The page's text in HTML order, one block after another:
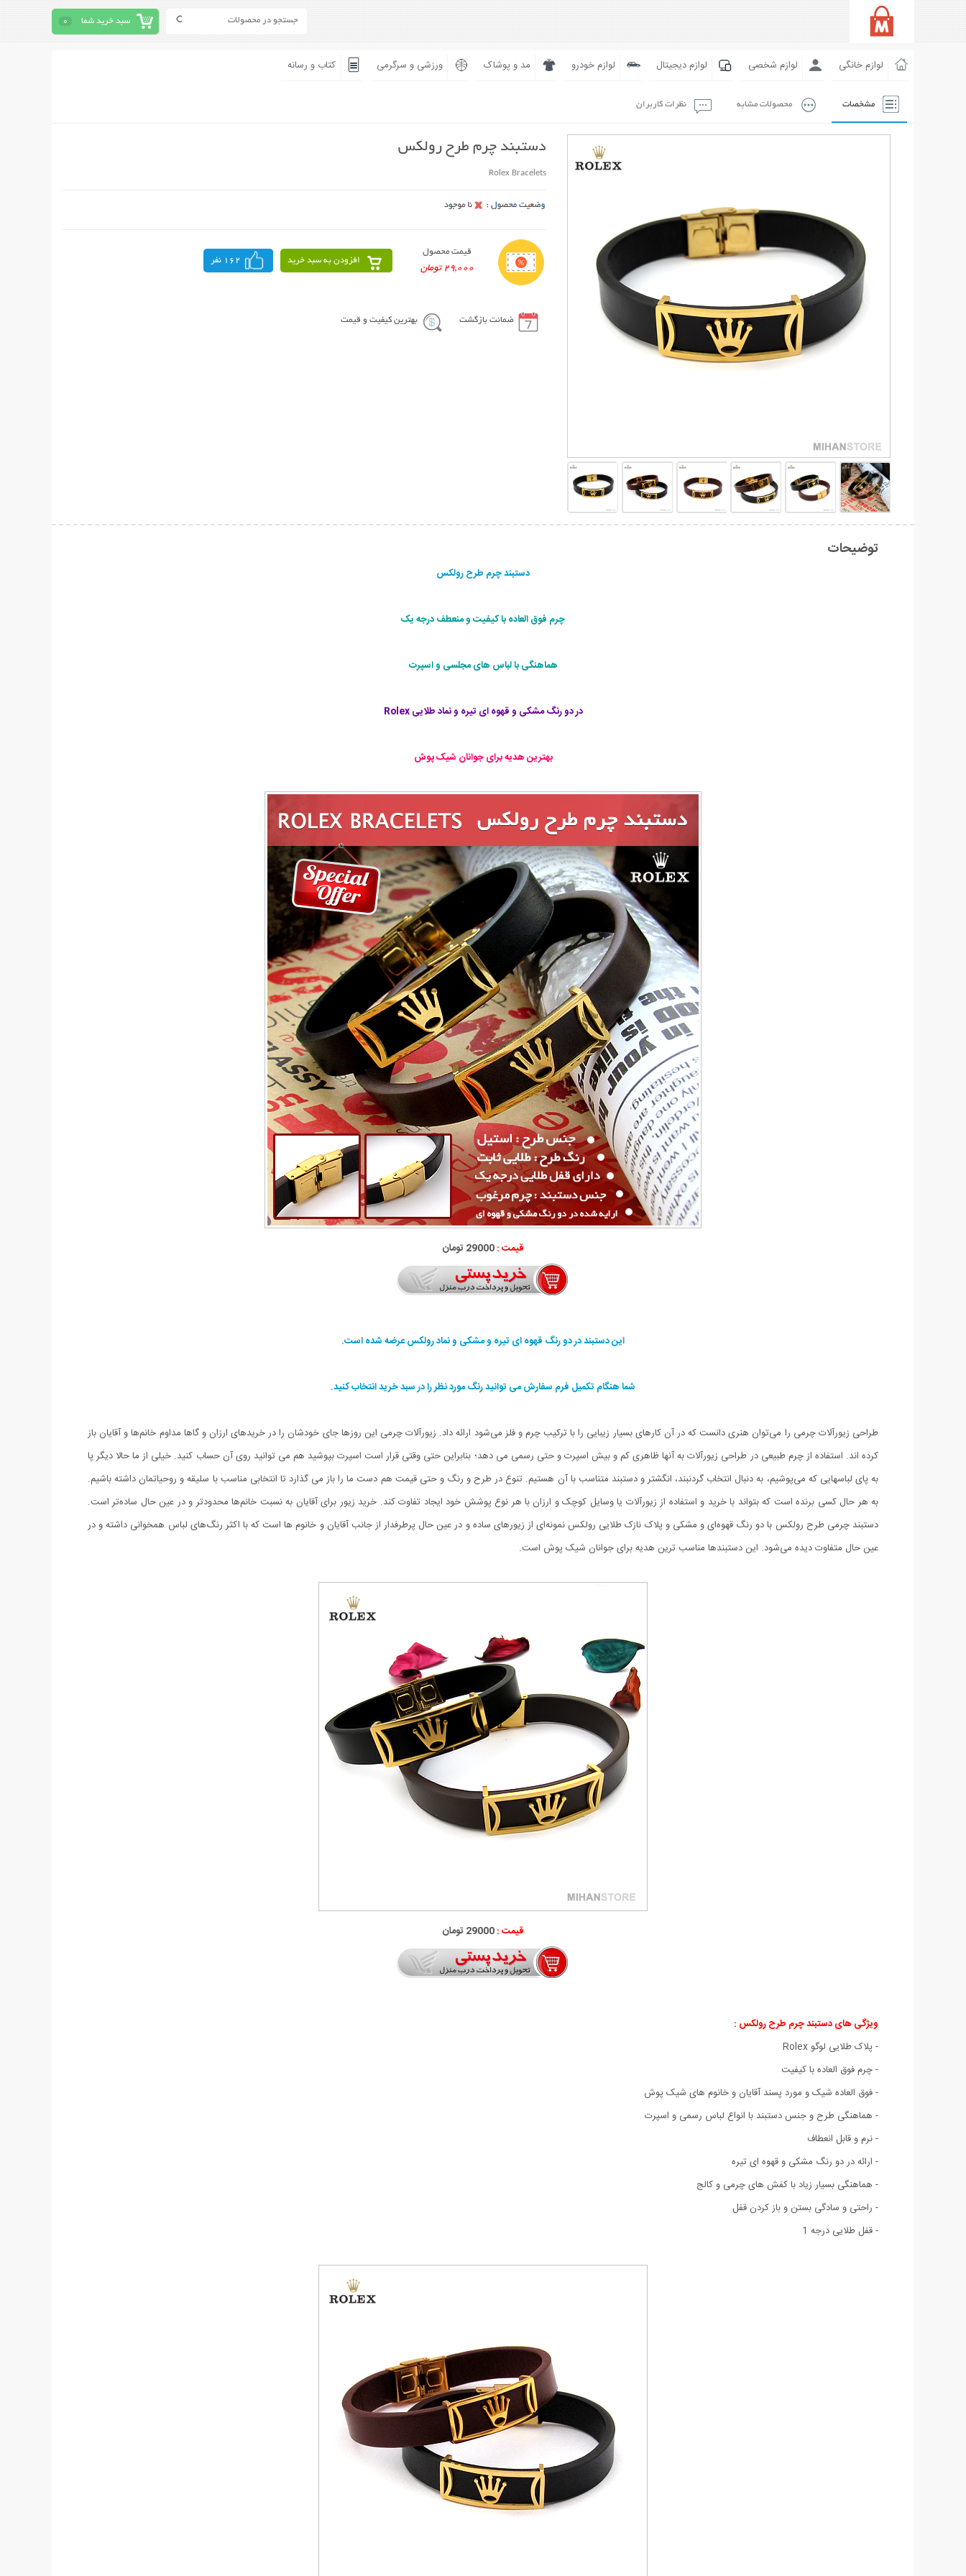
سبد خرید شما 0
لوازم خانگی لوازم شخصی لوازم دیجیتال لوازم خودرو مد و پوشاک ورزشی و سرگرمی کتاب و رسانه
مشخصات محصولات مشابه نظرات کاربران
دستبند چرم طرح رولکس
Rolex Bracelets
قیمت محصول
29,000 تومان
افزودن به سبد خرید 162 نفر
ضمانت بازگشت بهترین کیفیت و قیمت
توضیحات
دستبند چرم طرح رولکس
چرم فوق العاده با کیفیت و منعطف درجه یک
هماهنگی با لباس های مجلسی و اسپرت
در دو رنگ مشکی و قهوه ای تیره و نماد طلایی Rolex
بهترین هدیه برای جوانان شیک پوش
قیمت :29000 تومان
این دستبند در دو رنگ قهوه ای تیره و مشکی و نماد رولکس عرضه شده است.
شما هنگام تکمیل فرم سفارش می توانید رنگ مورد نظر را در سبد خرید انتخاب کنید.
طراحی زیورآلات چرمی را می‌توان هنری دانست که در آن کارهای بسیار زیبایی را با ترکیب چرم و فلز می‌شود ارائه داد. زیورآلات چرمی این روزها جای خودشان را در خریدهای ارزان و گاها مداوم خانم‌ها و آقایان باز
کرده اند. استفاده از چرم طبیعی در طراحی زیورآلات به آنها ظاهری کم و بیش اسپرت و حتی رسمی می دهد؛ بنابراین حتی وقتی قرار است اسپرت بپوشید هم می توانید روی آن حساب کنید. خیلی از ما حالا دیگر پا
به پای لباسهایی که می‌پوشیم، به دنبال انتخاب گردنبند، انگشتر و دستبند متناسب با آن هستیم. تنوع در طرح و رنگ و حتی قیمت هم دست ما را باز می گذارد تا انتخابی مناسب با سلیقه و روحیاتمان داشته باشیم.
به هر حال کسی برنده است که بتواند با خرید‌ و استفاده از زیورآلات یا وسایل کوچک و ارزان با هر نوع پوشش خود ایجاد تفاوت کند. خرید زیور برای آقایان به نسبت خانم‌ها محدودتر و در عین حال ساده‌تر است.
دستبند چرمی طرح رولکس با دو رنگ قهوه‌ای و مشکی و پلاک نازک طلایی رولکس نمونه‌ای از زیورهای ساده و در عین حال پرطرفدار از جانب آقایان و خانوم ها است که با اکثر رنگ‌های لباس همخوانی داشته و در
عین حال متفاوت دیده می‌شود. این دستبندها مناسب ترین هدیه برای جوانان شیک پوش است.
قیمت :29000 تومان
ویژگی های دستبند چرم طرح رولکس :
- پلاک طلایی لوگو Rolex
- چرم فوق العاده با کیفیت
- فوق العاده شیک و مورد پسند آقایان و خانوم های شیک پوش
- هماهنگی طرح و جنس دستبند با انواع لباس رسمی و اسپرت
- نرم و قابل انعطاف
- ارائه در دو رنگ مشکی و قهوه ای تیره
- هماهنگی بسیار زیاد با کفش های چرمی و کالج
- راحتی و سادگی بستن و باز کردن قفل
- قفل طلایی درجه 1